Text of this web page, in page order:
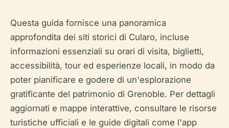
Questa guida fornisce una panoramica
approfondita dei siti storici di Cularo, incluse
informazioni essenziali su orari di visita, biglietti,
accessibilità, tour ed esperienze locali, in modo da
poter pianificare e godere di un'esplorazione
gratificante del patrimonio di Grenoble. Per dettagli
aggiornati e mappe interattive, consultare le risorse
turistiche ufficiali e le guide digitali come l'app